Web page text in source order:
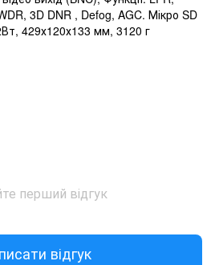
3D DNR , Defog, AGC. Мікро SD
429х120х133 мм, 3120 г
перший відгук
відгук